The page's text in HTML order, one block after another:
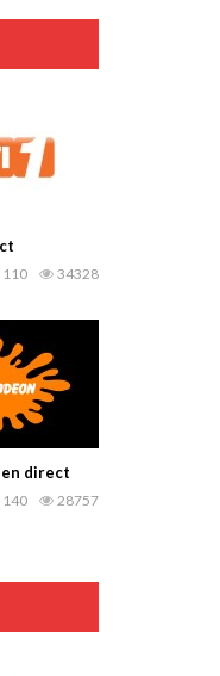
34328
110
direct
28757
140